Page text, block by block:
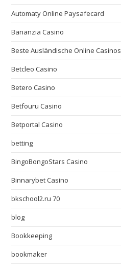
Automaty Online Paysafecard
Bananzia Casino
Beste Ausländische Online Casinos
Betcleo Casino
Betero Casino
Betfouru Casino
Betportal Casino
betting
BingoBongoStars Casino
Binnarybet Casino
bkschool2.ru 70
blog
Bookkeeping
bookmaker